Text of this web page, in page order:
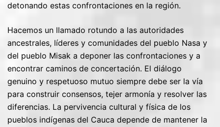
detonando estas confrontaciones en la región.
Hacemos un llamado rotundo a las autoridades
ancestrales, líderes y comunidades del pueblo Nasa y
del pueblo Misak a deponer las confrontaciones y a
encontrar caminos de concertación. El diálogo
genuino y respetuoso mutuo siempre debe ser la vía
para construir consensos, tejer armonía y resolver las
diferencias. La pervivencia cultural y física de los
pueblos indígenas del Cauca depende de mantener la